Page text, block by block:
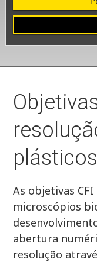
plásticos
As objetivas CFI
microscópios
abertura
resolução